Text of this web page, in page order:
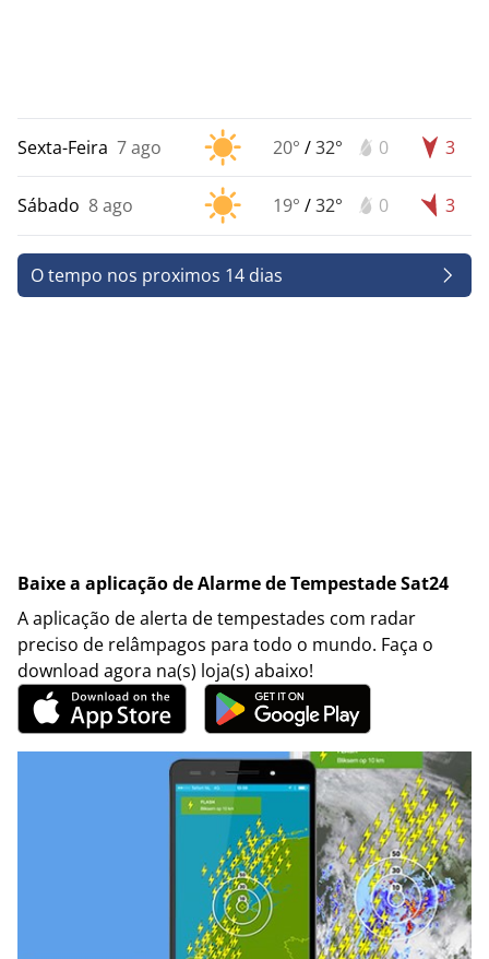
Sexta-Feira 7 ago 20° /32° 0 3
Sábado 8 ago 19° /32° 0 3
O tempo nos proximos 14 dias
Baixe a aplicação de Alarme de Tempestade Sat24
A aplicação de alerta de tempestades com radar
preciso de relâmpagos para todo o mundo. Faça o
download agora na(s) loja(s) abaixo!